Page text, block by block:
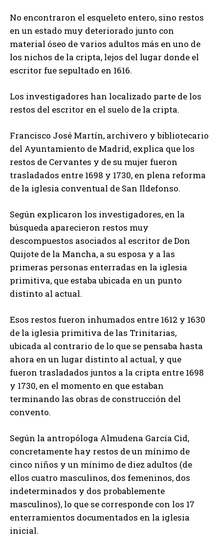
No encontraron el esqueleto entero, sino restos
en un estado muy deteriorado junto con
material óseo de varios adultos más en uno de
los nichos de la cripta, lejos del lugar donde el
escritor fue sepultado en 1616.
Los investigadores han localizado parte de los
restos del escritor en el suelo de la cripta.
Francisco José Martín, archivero y bibliotecario
del Ayuntamiento de Madrid, explica que los
restos de Cervantes y de su mujer fueron
trasladados entre 1698 y 1730, en plena reforma
de la iglesia conventual de San Ildefonso.
Según explicaron los investigadores, en la
búsqueda aparecieron restos muy
descompuestos asociados al escritor de Don
Quijote de la Mancha, a su esposa y a las
primeras personas enterradas en la iglesia
primitiva, que estaba ubicada en un punto
distinto al actual.
Esos restos fueron inhumados entre 1612 y 1630
de la iglesia primitiva de las Trinitarias,
ubicada al contrario de lo que se pensaba hasta
ahora en un lugar distinto al actual, y que
fueron trasladados juntos a la cripta entre 1698
y 1730, en el momento en que estaban
terminando las obras de construcción del
convento.
Según la antropóloga Almudena García Cid,
concretamente hay restos de un mínimo de
cinco niños y un mínimo de diez adultos (de
ellos cuatro masculinos, dos femeninos, dos
indeterminados y dos probablemente
masculinos), lo que se corresponde con los 17
enterramientos documentados en la iglesia
inicial.